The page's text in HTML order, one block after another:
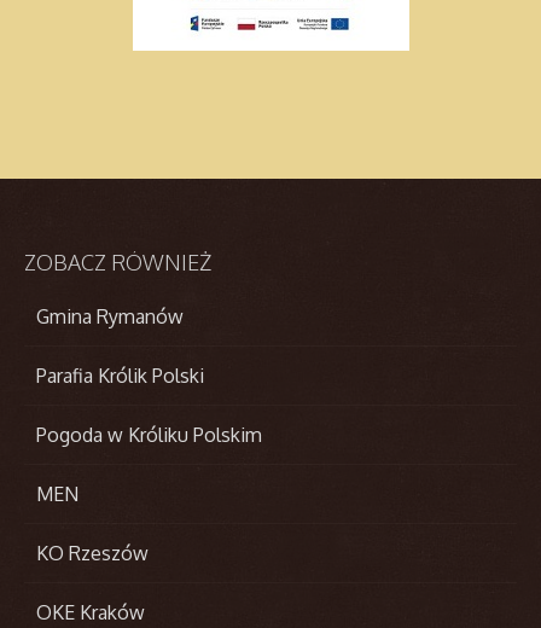
ZOBACZ RÓWNIEŻ
Gmina Rymanów
Parafia Królik Polski
Pogoda w Króliku Polskim
MEN
KO Rzeszów
OKE Kraków